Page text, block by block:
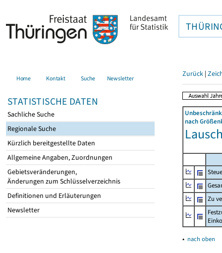
Home Kontakt Suche Newsletter
STATISTISCHE DATEN
Sachliche Suche
Regionale Suche
Kürzlich bereitgestellte Daten
Allgemeine Angaben, Zuordnungen
Gebietsveränderungen,
Änderungen zum Schlüsselverzeichnis
Definitionen und Erläuterungen
Newsletter
Zurück |
nach
Zu
▴ nach oben